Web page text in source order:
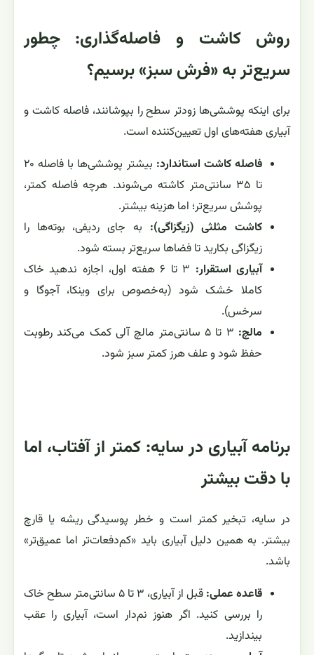
روش کاشت و فاصله‌گذاری: چطور
سریع‌تر به «فرش سبز» برسیم؟
برای اینکه پوششی‌ها زودتر سطح را بپوشانند، فاصله کاشت و
آبیاری هفته‌های اول تعیین‌کننده است.
فاصله کاشت استاندارد:
بیشتر پوششی‌ها با فاصله ۲۰
تا ۳۵ سانتی‌متر کاشته می‌شوند. هرچه فاصله کمتر،
پوشش سریع‌تر؛ اما هزینه بیشتر.
کاشت مثلثی (زیگزاگی): به جای ردیفی، بوته‌ها را
زیگزاگی بکارید تا فضاها سریع‌تر بسته شود.
آبیاری استقرار:
۳ تا ۶ هفته اول، اجازه ندهید خاک
کاملا خشک شود (به‌خصوص برای وینکا، آجوگا و
سرخس).
مالچ:
۳ تا ۵ سانتی‌متر مالچ آلی کمک می‌کند رطوبت
حفظ شود و علف هرز کمتر سبز شود.
برنامه آبیاری در سایه: کمتر از آفتاب، اما
با دقت بیشتر
در سایه، تبخیر کمتر است و خطر پوسیدگی ریشه یا قارچ
بیشتر. به همین دلیل آبیاری باید «کم‌دفعات‌تر اما عمیق‌تر»
باشد.
قاعده عملی:
قبل از آبیاری، ۳ تا ۵ سانتی‌متر سطح خاک
را بررسی کنید. اگر هنوز نم‌دار است، آبیاری را عقب
بیندازید.